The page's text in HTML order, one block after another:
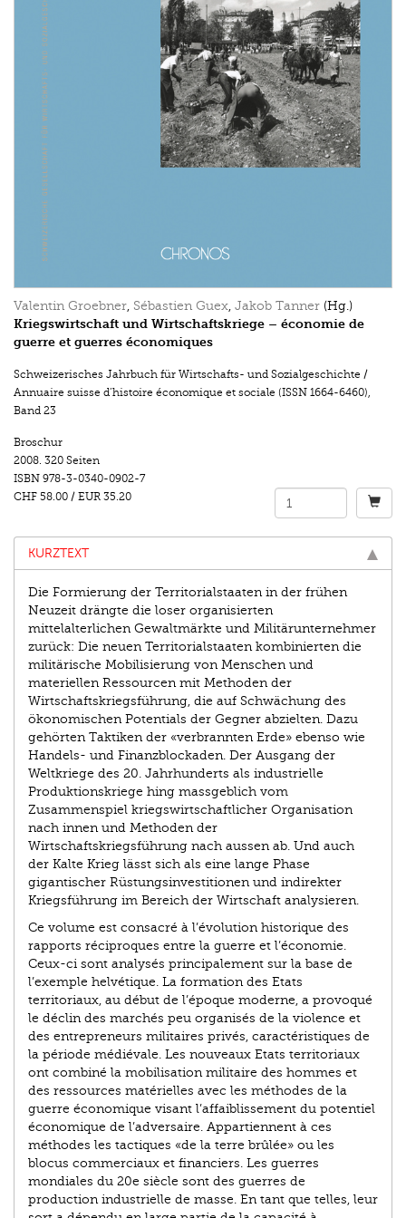
Valentin Groebner, Sébastien Guex, Jakob Tanner (Hg.)
Kriegswirtschaft und Wirtschaftskriege – économie de
guerre et guerres économiques
Schweizerisches Jahrbuch für Wirtschafts- und Sozialgeschichte /
Annuaire suisse d’histoire économique et sociale (ISSN 1664-6460),
Band 23
Broschur
2008. 320 Seiten
ISBN 978-3-0340-0902-7
CHF 58.00 / EUR 35.20
KURZTEXT
Die Formierung der Territorialstaaten in der frühen
Neuzeit drängte die loser organisierten
mittelalterlichen Gewaltmärkte und Militärunternehmer
zurück: Die neuen Territorialstaaten kombinierten die
militärische Mobilisierung von Menschen und
materiellen Ressourcen mit Methoden der
Wirtschaftskriegsführung, die auf Schwächung des
ökonomischen Potentials der Gegner abzielten. Dazu
gehörten Taktiken der «verbrannten Erde» ebenso wie
Handels- und Finanzblockaden. Der Ausgang der
Weltkriege des 20. Jahrhunderts als industrielle
Produktionskriege hing massgeblich vom
Zusammenspiel kriegswirtschaftlicher Organisation
nach innen und Methoden der
Wirtschaftskriegsführung nach aussen ab. Und auch
der Kalte Krieg lässt sich als eine lange Phase
gigantischer Rüstungsinvestitionen und indirekter
Kriegsführung im Bereich der Wirtschaft analysieren.
Ce volume est consacré à l’évolution historique des
rapports réciproques entre la guerre et l’économie.
Ceux-ci sont analysés principalement sur la base de
l’exemple helvétique. La formation des Etats
territoriaux, au début de l’époque moderne, a provoqué
le déclin des marchés peu organisés de la violence et
des entrepreneurs militaires privés, caractéristiques de
la période médiévale. Les nouveaux Etats territoriaux
ont combiné la mobilisation militaire des hommes et
des ressources matérielles avec les méthodes de la
guerre économique visant l’affaiblissement du potentiel
économique de l’adversaire. Appartiennent à ces
méthodes les tactiques «de la terre brûlée» ou les
blocus commerciaux et financiers. Les guerres
mondiales du 20e siècle sont des guerres de
production industrielle de masse. En tant que telles, leur